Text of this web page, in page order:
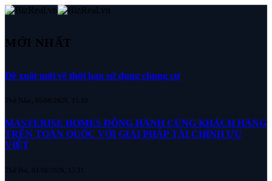
MỚI NHẤT
Đề xuất mới về thời hạn sử dụng chung cư
Thứ Năm, 06/08/2026, 15:19
MASTERISE HOMES ĐỒNG HÀNH CÙNG KHÁCH HÀNG
TRÊN TOÀN QUỐC VỚI GIẢI PHÁP TÀI CHÍNH ƯU
VIỆT
Thứ Hai, 03/08/2026, 15:31